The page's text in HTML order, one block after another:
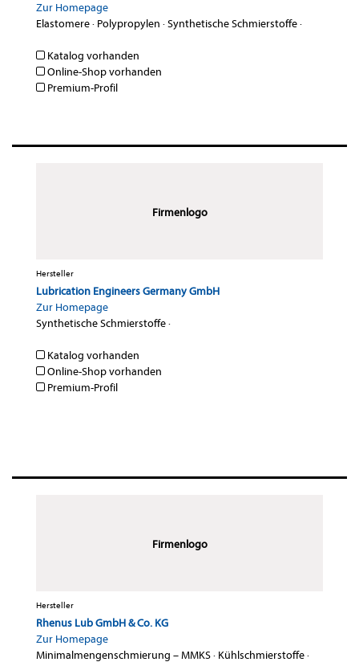
Zur Homepage
Elastomere· Polypropylen ·Synthetische Schmierstoffe·
Katalog vorhanden
Online-Shop vorhanden
Premium-Profil
Firmenlogo
Hersteller
Lubrication Engineers Germany GmbH
Zur Homepage
Synthetische Schmierstoffe·
Katalog vorhanden
Online-Shop vorhanden
Premium-Profil
Firmenlogo
Hersteller
Rhenus Lub GmbH & Co. KG
Zur Homepage
Minimalmengenschmierung – MMKS· Kühlschmierstoffe·